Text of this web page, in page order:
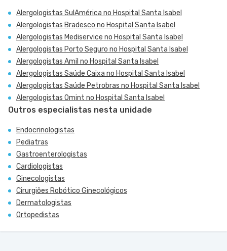
Alergologistas SulAmérica no Hospital Santa Isabel
Alergologistas Bradesco no Hospital Santa Isabel
Alergologistas Mediservice no Hospital Santa Isabel
Alergologistas Porto Seguro no Hospital Santa Isabel
Alergologistas Amil no Hospital Santa Isabel
Alergologistas Saúde Caixa no Hospital Santa Isabel
Alergologistas Saúde Petrobras no Hospital Santa Isabel
Alergologistas Omint no Hospital Santa Isabel
Outros especialistas nesta unidade
Endocrinologistas
Pediatras
Gastroenterologistas
Cardiologistas
Ginecologistas
Cirurgiões Robótico Ginecológicos
Dermatologistas
Ortopedistas